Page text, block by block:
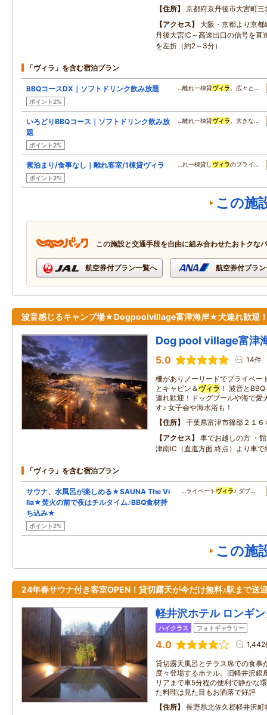
住所
京都府京丹後市大宮町
アクセス
大阪・京都より京
丹後大宮IC～高速出口の信号を直
を左折（約2～3分）
「ヴィラ」を含む宿泊プラン
BBQコースDX｜ソフトドリンク飲み放題
ポイント2%
…離れ一棟貸ヴィラ 。広々と…
いろどりBBQコース｜ソフトドリンク飲み放
題
ポイント2%
…離れ一棟貸ヴィラ 。大きな…
素泊まり/食事なし｜離れ客室/1棟貸ヴィラ
ポイント2%
…れ一棟貸し ヴィラのプライ…
この施
この施設と交通手段を自由に組み合わせたおトクな
航空券付プラン一覧へ 航空券付プラ
波音感じるキャンプ場★Dogpoolvillage富津海岸★犬連れ歓迎
Dog pool village富津
5.0 14件
柵がありノーリードでプライベー
とキャビン＆ ヴィラ ！ 波音と
連れ歓迎！ドッグプールや海で愛
す♪ 女子会や海水浴も！
住所
千葉県富津市篠部２１６
アクセス
車でお越しの方 ・
津南IC（直進方面 終点）より車
「ヴィラ」を含む宿泊プラン
サウナ、水風呂が楽しめる★SAUNA The Vi
lla★焚火の前で夜はチルタイム♪BBQ食材持
ち込み★
ポイント2%
…ライベート ヴィラ ♪ ダブ…
この施
24年春サウナ付き客室OPEN！貸切露天が今だけ無料♪駅まで送
軽井沢ホテル ロンギ
ハイクラス フォトギャラリー
4.0 1,442
貸切露天風呂とテラス席での食事
度々登場するホテル。旧軽井沢銀
リアまで車5分程の便利で静かな
た料理は見た目もお洒落で好評
住所
長野県北佐久郡軽井沢